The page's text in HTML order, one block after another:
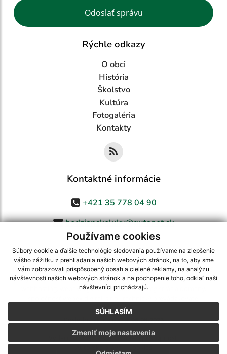
Používame cookies
Súbory cookie a ďalšie technológie sledovania používame na zlepšenie
vášho zážitku z prehliadania našich webových stránok, na to, aby sme
vám zobrazovali prispôsobený obsah a cielené reklamy, na analýzu
návštevnosti našich webových stránok a na pochopenie toho, odkiaľ naši
návštevníci prichádzajú.
SÚHLASÍM
Zmeniť moje nastavenia
Google reCaptcha Response
Odoslať správu
Rýchle odkazy
O obci
História
Školstvo
Kultúra
Fotogaléria
Kontakty
Kontaktné informácie
+421 35 778 04 90
bodzianskeluky@gutanet.sk
využite možnosť získavania aktuálnych informácií s využitím RSS
CMS systém (redakčný) systém ECHELON 2,Mapa stránok,web portál
webex.digital, s.r.o.,domény,registrácia domény
Posledná aktualizácia:06.08.2026
Vytlačiť stránku|Vyhlásenie o prístupnosti